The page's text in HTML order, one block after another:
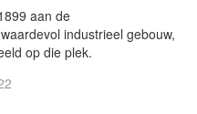
aan de
industrieel gebouw,
op die plek.